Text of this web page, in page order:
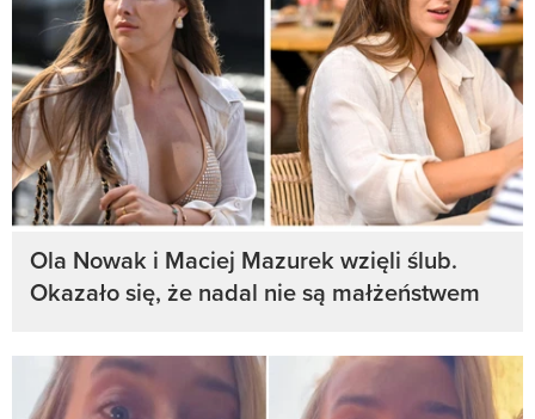
Ola Nowak i Maciej Mazurek wzięli ślub.
Okazało się, że nadal nie są małżeństwem